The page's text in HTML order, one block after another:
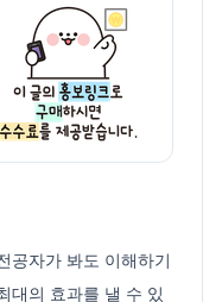
공자가 봐도 이해하기
대의 효과를 낼 수 있